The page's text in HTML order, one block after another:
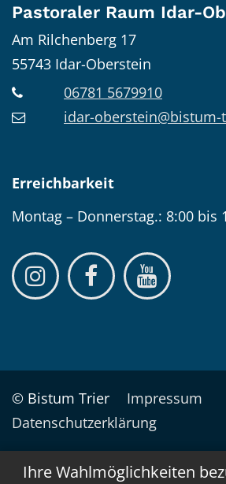
Ihre Wahlmöglichkeiten
Pastoraler Raum Idar-
Am Rilchenberg 17
55743 Idar-Oberstein
06781 5679910
idar-
Erreichbarkeit
Montag – Donnerstag.: 8:00 bis
© Bistum Trier
Impressum
Datenschutzerklärung